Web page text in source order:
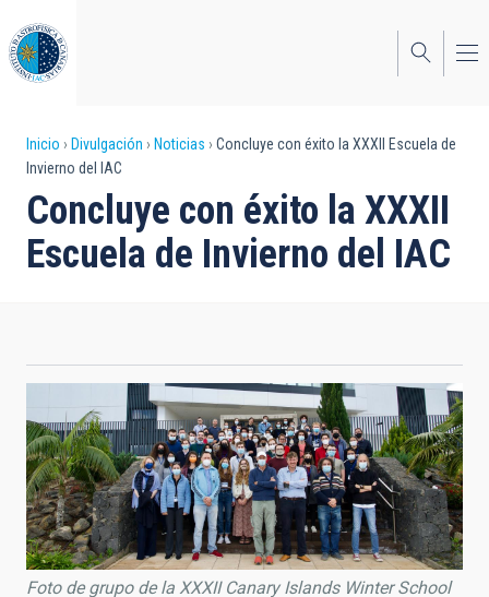
al
contenido
principal
Sobrescribir
enlaces
de
ayuda
navegación
Inicio Divulgación Noticias
Concluye con éxito la XXXII Escuela de
Invierno del IAC
Concluye con éxito la XXXII
Escuela de Invierno del IAC
Foto de grupo de la XXXII Canary Islands Winter School